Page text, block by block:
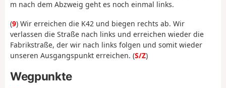
m nach dem Abzweig geht es noch einmal links.
(9) Wir erreichen die K42 und biegen rechts ab. Wir
verlassen die Straße nach links und erreichen wieder die
Fabrikstraße, der wir nach links folgen und somit wieder
unseren Ausgangspunkt erreichen. (S/Z)
Wegpunkte